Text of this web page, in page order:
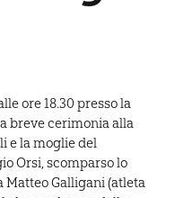
ore 18.30 presso la
breve cerimonia alla
e la moglie del
Orsi, scomparso lo
Matteo Galligani (atleta